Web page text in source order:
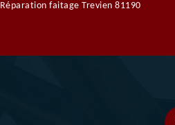
Réparation faitage Trevien 81190